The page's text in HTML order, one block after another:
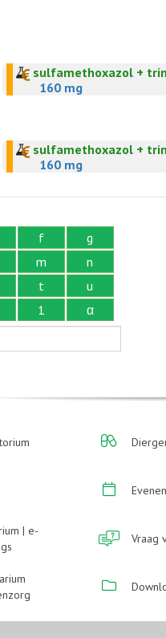
sulfamethoxazol +
160 mg
sulfamethoxazol +
160 mg
f
g
m
n
t
u
1
α
| e-
Vraag